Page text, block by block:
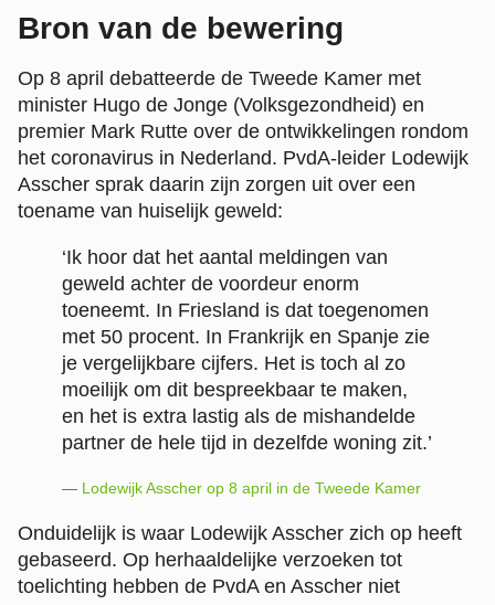
Bron van de bewering
Op 8 april debatteerde de Tweede Kamer met
minister Hugo de Jonge (Volksgezondheid) en
premier Mark Rutte over de ontwikkelingen rondom
het coronavirus in Nederland. PvdA-leider Lodewijk
Asscher sprak daarin zijn zorgen uit over een
toename van huiselijk geweld:
‘Ik hoor dat het aantal meldingen van
geweld achter de voordeur enorm
toeneemt. In Friesland is dat toegenomen
met 50 procent. In Frankrijk en Spanje zie
je vergelijkbare cijfers. Het is toch al zo
moeilijk om dit bespreekbaar te maken,
en het is extra lastig als de mishandelde
partner de hele tijd in dezelfde woning zit.’
Lodewijk Asscher op 8 april in de Tweede Kamer
Onduidelijk is waar Lodewijk Asscher zich op heeft
gebaseerd. Op herhaaldelijke verzoeken tot
toelichting hebben de PvdA en Asscher niet